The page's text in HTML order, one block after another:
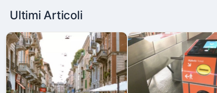
Ultimi Articoli